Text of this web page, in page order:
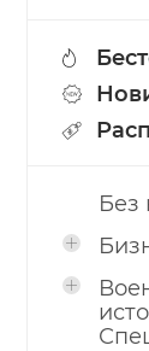
Без